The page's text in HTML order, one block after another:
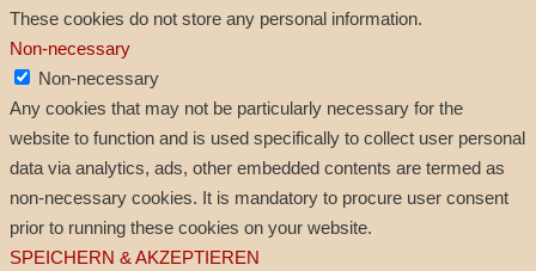
These cookies do not store any personal information.
Non-necessary
Non-necessary
Any cookies that may not be particularly necessary for the
website to function and is used specifically to collect user personal
data via analytics, ads, other embedded contents are termed as
non-necessary cookies. It is mandatory to procure user consent
prior to running these cookies on your website.
SPEICHERN & AKZEPTIEREN